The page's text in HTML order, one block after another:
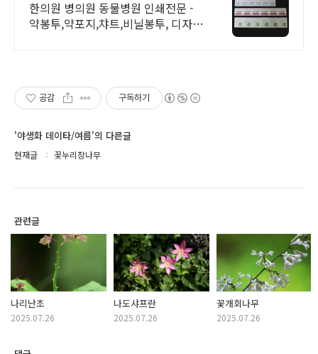
한의원 병의원 동물병원 인쇄전문 -
약봉투,약포지,챠트,비닐봉투, 디자인
공감 구독하기
'야생화 데이타/여름'의 다른글
현재글 꽃누리장나무
관련글
나리난초
2025.07.26
나도샤프란
2025.07.26
꽃개회나무
2025.07.26